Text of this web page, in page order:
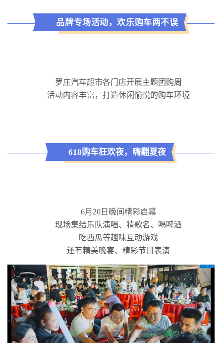
品牌专场活动，欢乐购车两不误
罗庄汽车超市各门店开展主题团购周
活动内容丰富，打造休闲愉悦的购车环境
618购车狂欢夜，嗨翻夏夜
6月20日晚间精彩启幕
现场集结乐队演唱、猜歌名、喝啤酒
吃西瓜等趣味互动游戏
还有精美晚宴、精彩节目表演